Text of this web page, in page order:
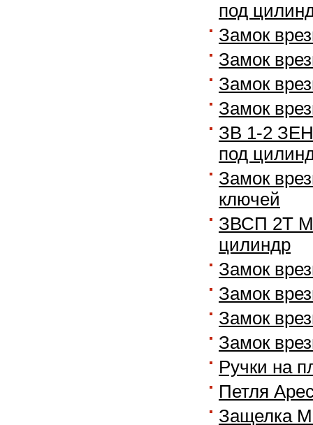
под
Замок
Замок
Замок
Замок
ЗВ 1-2
под
Замок
ключей
ЗВСП 2Т
цилиндр
Замок
Замок
Замок
Замок
Ручки на
Петля
Защелка